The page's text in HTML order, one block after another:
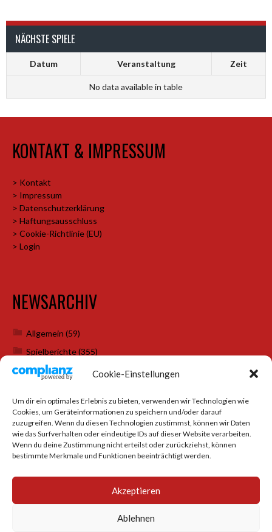
Cookie-Einstellungen
Um dir ein optimales Erlebnis zu bieten, verwenden wir Technologien wie
Cookies, um Geräteinformationen zu speichern und/oder darauf
zuzugreifen. Wenn du diesen Technologien zustimmst, können wir Daten
wie das Surfverhalten oder eindeutige IDs auf dieser Website verarbeiten.
Wenn du deine Zustimmung nicht erteilst oder zurückziehst, können
bestimmte Merkmale und Funktionen beeinträchtigt werden.
Akzeptieren
Ablehnen
NÄCHSTE SPIELE
Datum Veranstaltung Zeit
No data available in table
KONTAKT & IMPRESSUM
> Kontakt
> Impressum
> Datenschutzerklärung
> Haftungsausschluss
> Cookie-Richtlinie (EU)
> Login
NEWSARCHIV
Allgemein (59)
Spielberichte(355)
Weihnachtsfeiern(7)
SOCIAL MEDIA